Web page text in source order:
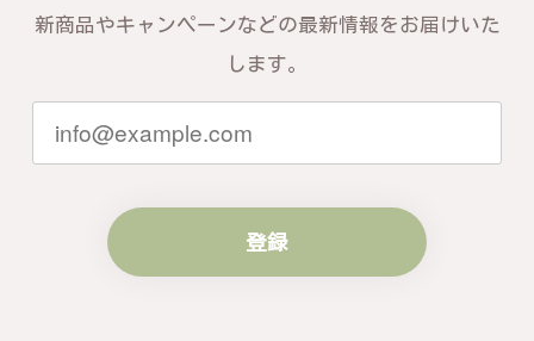
新商品やキャンペーンなどの最新情報をお届けいた
します。
登録